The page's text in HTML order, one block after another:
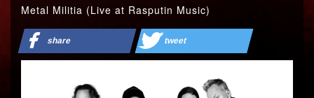
Metal Militia (Live at Rasputin Music)
share tweet